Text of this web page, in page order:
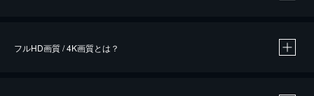
フルHD画質 / 4K画質とは？